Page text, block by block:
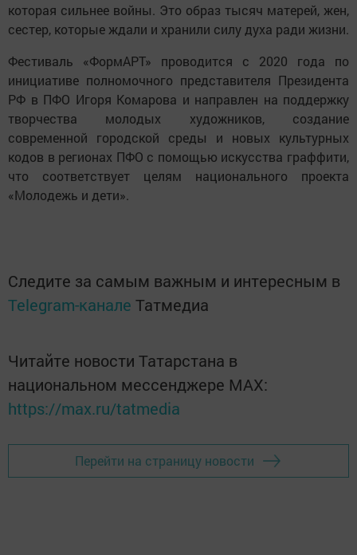
которая сильнее войны. Это образ тысяч матерей, жен,
сестер, которые ждали и хранили силу духа ради жизни.
Фестиваль «ФормAРT» проводится с 2020 года по
инициативе полномочного представителя Президента
РФ в ПФО Игоря Комарова и направлен на поддержку
творчества молодых художников, создание
современной городской среды и новых культурных
кодов в регионах ПФО с помощью искусства граффити,
что соответствует целям национального проекта
«Молодежь и дети».
Следите за самым важным и интересным в
Telegram-канале Татмедиа
Читайте новости Татарстана в
национальном мессенджере MАХ:
https://max.ru/tatmedia
Перейти на страницу новости